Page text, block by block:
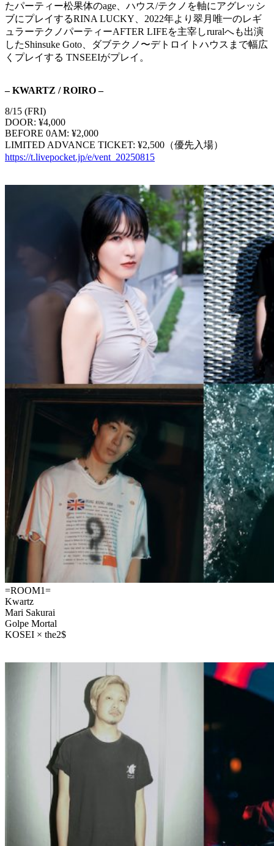
たパーティー松果体のage、ハウス/テクノを軸にアグレッシ
ブにプレイするRINA LUCKY、2022年より翠月唯一のレギ
ュラーテクノパーティーAFTER LIFEを主宰しruralへも出演
したShinsuke Goto、ダブテクノ〜デトロイトハウスまで幅広
くプレイする TNSEEIがプレイ。
– KWARTZ / ROIRO –
8/15 (FRI)
DOOR: ¥4,000
BEFORE 0AM: ¥2,000
LIMITED ADVANCE TICKET: ¥2,500（優先入場）
https://t.livepocket.jp/e/vent_20250815
=ROOM1=
Kwartz
Mari Sakurai
Golpe Mortal
KOSEI × the2$